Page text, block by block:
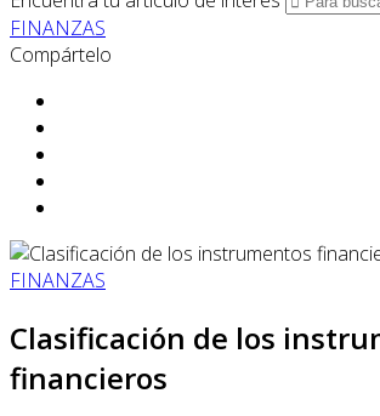
FINANZAS
Compártelo
FINANZAS
Clasificación de los
financieros